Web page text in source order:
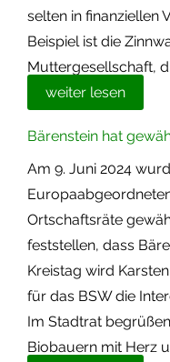
selten in finanziellen
Beispiel ist die
Muttergesellschaft,
weiter lesen
Bärenstein hat
Am 9. Juni 2024
Ortschaftsräte
feststellen, dass
Kreistag wird
für das BSW die
Im Stadtrat
Biobauern mit Herz